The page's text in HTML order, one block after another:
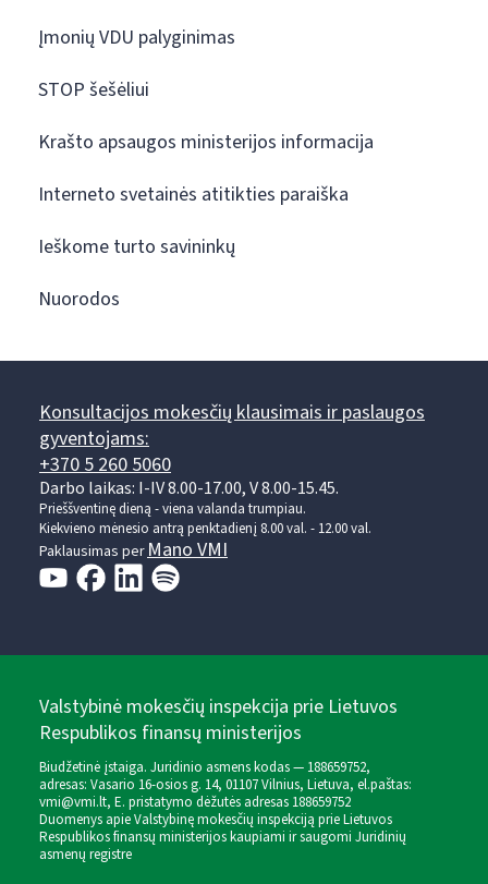
Įmonių VDU palyginimas
STOP šešėliui
Krašto apsaugos ministerijos informacija
Interneto svetainės atitikties paraiška
Ieškome turto savininkų
Nuorodos
Konsultacijos mokesčių klausimais ir paslaugos
gyventojams:
+370 5 260 5060
Darbo laikas: I-IV 8.00-17.00, V 8.00-15.45.
Prieššventinę dieną - viena valanda trumpiau.
Kiekvieno mėnesio antrą penktadienį 8.00 val. - 12.00 val.
Paklausimas perMano VMI
Valstybinė mokesčių inspekcija prie Lietuvos
Respublikos finansų ministerijos
Biudžetinė įstaiga. Juridinio asmens kodas — 188659752,
adresas: Vasario 16-osios g. 14, 01107 Vilnius, Lietuva, el.paštas:
vmi@vmi.lt, E. pristatymo dėžutės adresas 188659752
Duomenys apie Valstybinę mokesčių inspekciją prie Lietuvos
Respublikos finansų ministerijos kaupiami ir saugomi Juridinių
asmenų registre